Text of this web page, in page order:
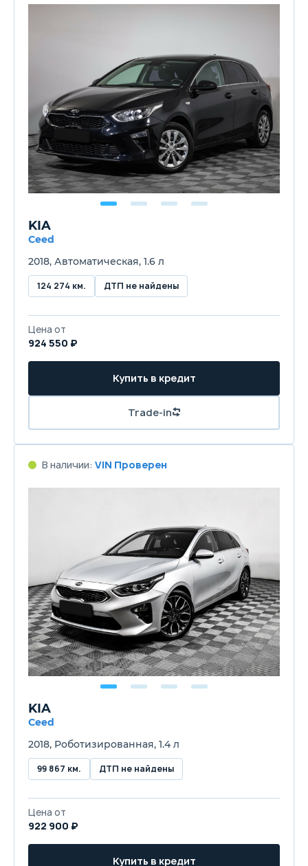
KIA
Ceed
2018, Автоматическая, 1.6 л
124 274 км. ДТП не найдены
Цена от
924 550 ₽
Купить в кредит
Trade-in
В наличии: VIN Проверен
KIA
Ceed
2018, Роботизированная, 1.4 л
99 867 км. ДТП не найдены
Цена от
922 900 ₽
Купить в кредит